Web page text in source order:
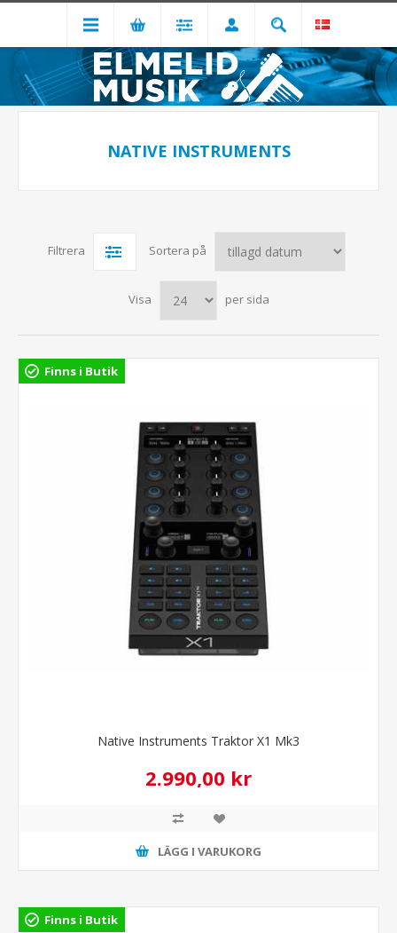
NATIVE INSTRUMENTS
Filtrera Sortera på
Visa per sida
Finns i Butik
Native Instruments Traktor X1 Mk3
2.990,00 kr
LÄGG I VARUKORG
Finns i Butik